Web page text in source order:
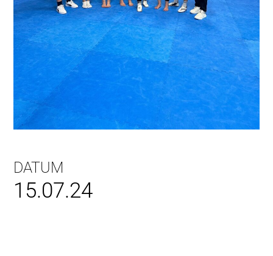
DATUM
15.07.24